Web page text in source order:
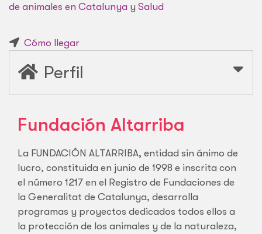
de animales en Catalunya y Salud
Cómo llegar
Perfil
Fundación Altarriba
La FUNDACIÓN ALTARRIBA, entidad sin ánimo de
lucro, constituida en junio de 1998 e inscrita con
el número 1217 en el Registro de Fundaciones de
la Generalitat de Catalunya, desarrolla
programas y proyectos dedicados todos ellos a
la protección de los animales y de la naturaleza,